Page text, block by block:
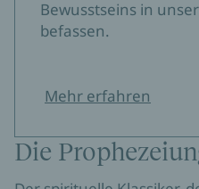
Bewusstseins in
befassen.
Mehr erfahren
Die